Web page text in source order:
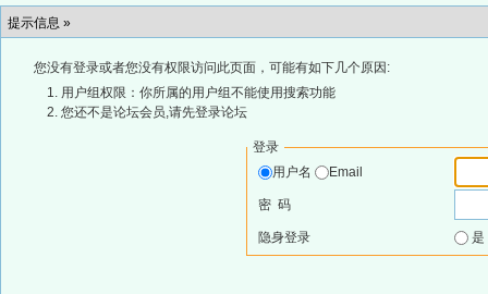
提示信息 »
您没有登录或者您没有权限访问此页面，可能有如下几个原因:
用户组权限：你所属的用户组不能使用搜索功能
您还不是论坛会员,请先登录论坛
登录
用户名
Email
密 码
隐身登录